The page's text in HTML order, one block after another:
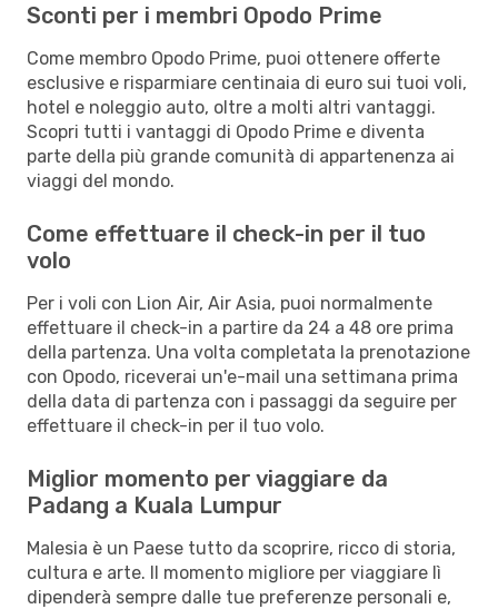
Sconti per i membri Opodo Prime
Come membro Opodo Prime, puoi ottenere offerte
esclusive e risparmiare centinaia di euro sui tuoi voli,
hotel e noleggio auto, oltre a molti altri vantaggi.
Scopri tutti i vantaggi di Opodo Prime e diventa
parte della più grande comunità di appartenenza ai
viaggi del mondo.
Come effettuare il check-in per il tuo
volo
Per i voli con Lion Air, Air Asia, puoi normalmente
effettuare il check-in a partire da 24 a 48 ore prima
della partenza. Una volta completata la prenotazione
con Opodo, riceverai un'e-mail una settimana prima
della data di partenza con i passaggi da seguire per
effettuare il check-in per il tuo volo.
Miglior momento per viaggiare da
Padang a Kuala Lumpur
Malesia è un Paese tutto da scoprire, ricco di storia,
cultura e arte. Il momento migliore per viaggiare lì
dipenderà sempre dalle tue preferenze personali e,